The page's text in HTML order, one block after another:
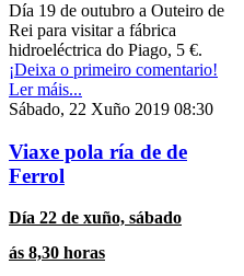
Día 19 de outubro a Outeiro de
Rei para visitar a fábrica
hidroeléctrica do Piago, 5 €.
¡Deixa o primeiro comentario!
Ler máis...
Sábado, 22 Xuño 2019 08:30
Viaxe pola ría de de
Ferrol
Día 22 de xuño, sábado
ás 8,30 horas